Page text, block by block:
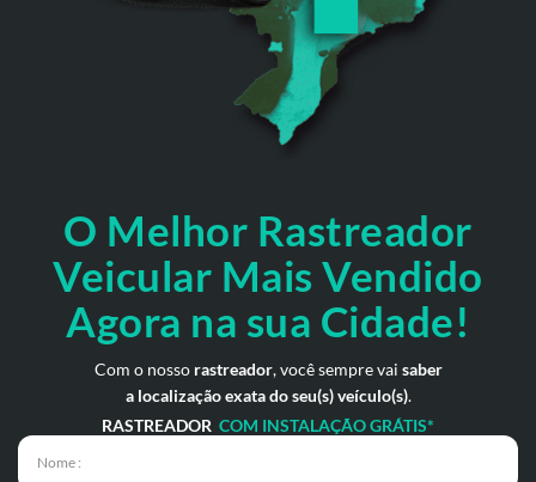
O Melhor Rastreador
Veicular Mais Vendido
Agora na sua Cidade!
Com o nosso rastreador, você sempre vai saber
a localização exata do seu(s) veículo(s).
RASTREADOR COM INSTALAÇÃO GRÁTIS*